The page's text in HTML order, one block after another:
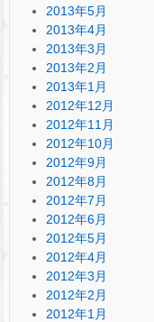
2013年5月
2013年4月
2013年3月
2013年2月
2013年1月
2012年12月
2012年11月
2012年10月
2012年9月
2012年8月
2012年7月
2012年6月
2012年5月
2012年4月
2012年3月
2012年2月
2012年1月